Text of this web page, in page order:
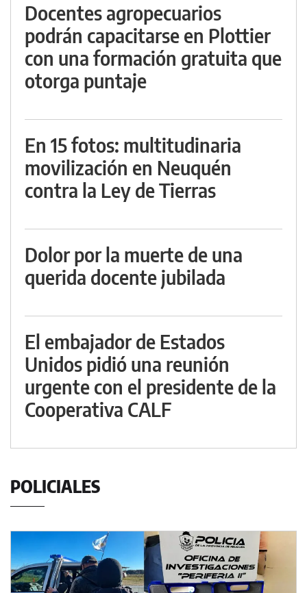
Docentes agropecuarios
podrán capacitarse en Plottier
con una formación gratuita que
otorga puntaje
En 15 fotos: multitudinaria
movilización en Neuquén
contra la Ley de Tierras
Dolor por la muerte de una
querida docente jubilada
El embajador de Estados
Unidos pidió una reunión
urgente con el presidente de la
Cooperativa CALF
POLICIALES